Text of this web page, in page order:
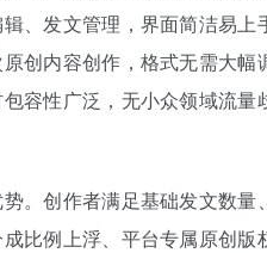
、发文管理，界面简洁易
创内容创作，格式无需大
性广泛，无小众领域流量
。创作者满足基础发文数
比例上浮、平台专属原创